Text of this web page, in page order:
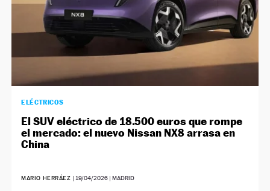
ELÉCTRICOS
El SUV eléctrico de 18.500 euros que rompe
el mercado: el nuevo Nissan NX8 arrasa en
China
MARIO HERRÁEZ | 19/04/2026| MADRID